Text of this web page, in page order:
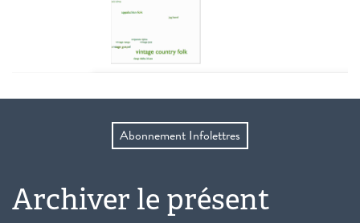
Abonnement Infolettres
Archiver le présent